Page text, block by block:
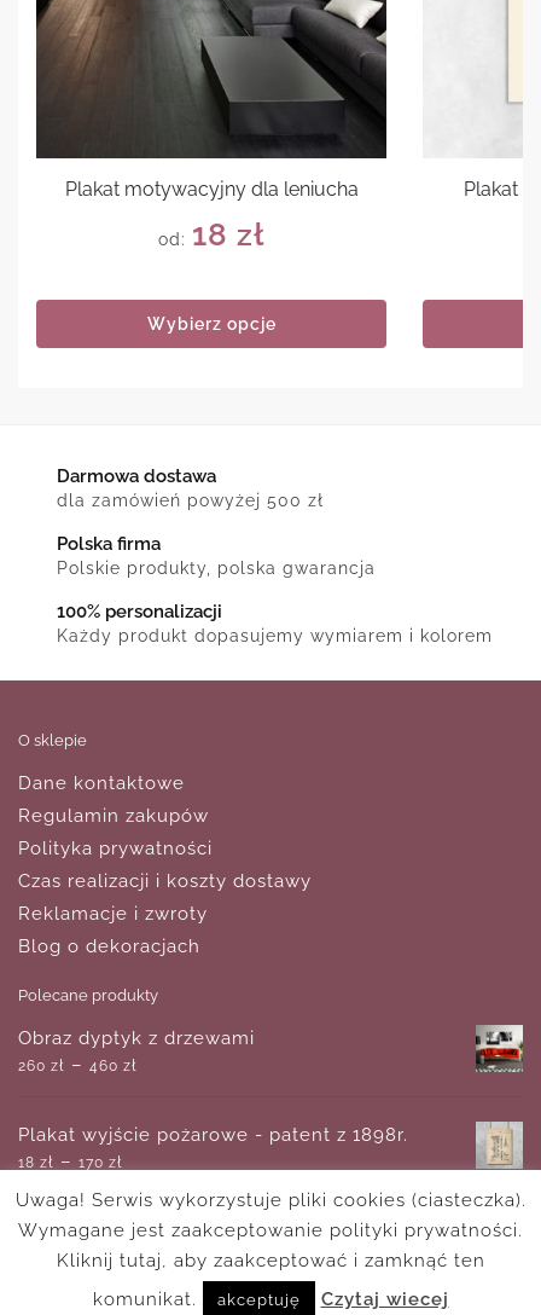
Plakat motywacyjny dla leniucha
od: 18 zł
Wybierz opcje
Plakat
Darmowa dostawa
dla zamówień powyżej 500 zł
Polska firma
Polskie produkty, polska gwarancja
100% personalizacji
Każdy produkt dopasujemy wymiarem i kolorem
O sklepie
Dane kontaktowe
Regulamin zakupów
Polityka prywatności
Czas realizacji i koszty dostawy
Reklamacje i zwroty
Blog o dekoracjach
Polecane produkty
Obraz dyptyk z drzewami
260 zł – 460 zł
Plakat wyjście pożarowe - patent z 1898r.
18 zł – 170 zł
Tapeta z bajkowym kotkiem
zł–1,350 zł
Uwaga! Serwis wykorzystuje pliki cookies (ciasteczka).
Wymagane jest zaakceptowanie polityki prywatności.
Kliknij tutaj, aby zaakceptować i zamknąć ten
komunikat.
akceptuję Czytaj wiecej